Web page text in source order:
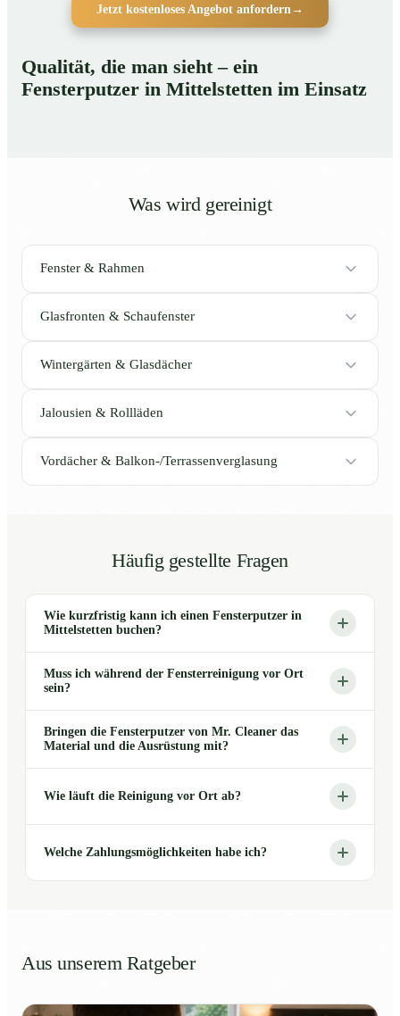
Jetzt kostenloses Angebot anfordern →
Qualität, die man sieht – ein
Fensterputzer in Mittelstetten im Einsatz
Was wird gereinigt
Fenster & Rahmen
Glasfronten & Schaufenster
Wintergärten & Glasdächer
Jalousien & Rollläden
Vordächer & Balkon-/Terrassenverglasung
Häufig gestellte Fragen
Wie kurzfristig kann ich einen Fensterputzer in
Mittelstetten buchen?
Muss ich während der Fensterreinigung vor Ort
sein?
Bringen die Fensterputzer von Mr. Cleaner das
Material und die Ausrüstung mit?
Wie läuft die Reinigung vor Ort ab?
Welche Zahlungsmöglichkeiten habe ich?
Aus unserem Ratgeber